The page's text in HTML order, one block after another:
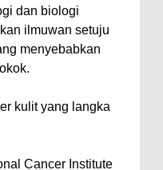
dan biologi
ilmuwan setuju
menyebabkan
kulit yang langka
Cancer Institute